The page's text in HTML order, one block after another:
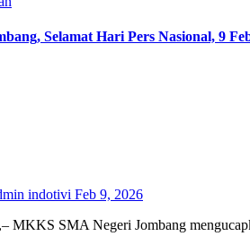
Selamat Hari Pers Nasional, 9
indotivi Feb 9, 2026
SMA Negeri Jombang